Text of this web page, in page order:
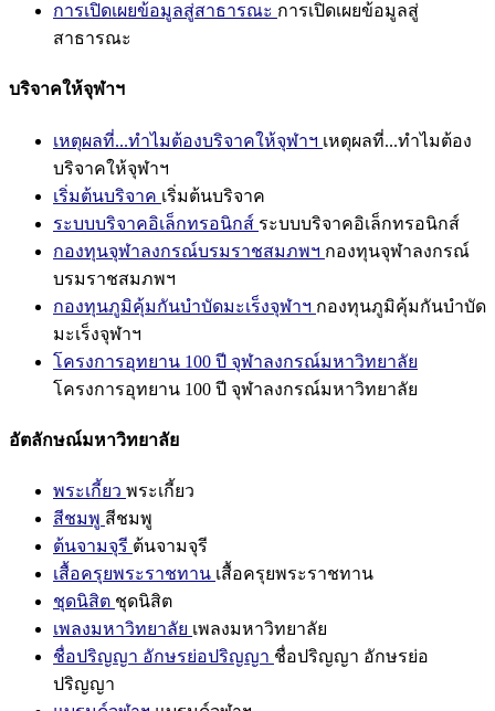
การเปิดเผยข้อมูลสู่สาธารณะ การเปิดเผยข้อมูลสู่
สาธารณะ
บริจาคให้จุฬาฯ
เหตุผลที่...ทำไมต้องบริจาคให้จุฬาฯ เหตุผลที่...ทำไมต้อง
บริจาคให้จุฬาฯ
เริ่มต้นบริจาค เริ่มต้นบริจาค
ระบบบริจาคอิเล็กทรอนิกส์ ระบบบริจาคอิเล็กทรอนิกส์
กองทุนจุฬาลงกรณ์บรมราชสมภพฯ กองทุนจุฬาลงกรณ์
บรมราชสมภพฯ
กองทุนภูมิคุ้มกันบำบัดมะเร็งจุฬาฯ กองทุนภูมิคุ้มกันบำบัด
มะเร็งจุฬาฯ
โครงการอุทยาน 100 ปี จุฬาลงกรณ์มหาวิทยาลัย
โครงการอุทยาน 100 ปี จุฬาลงกรณ์มหาวิทยาลัย
อัตลักษณ์มหาวิทยาลัย
พระเกี้ยว พระเกี้ยว
สีชมพู สีชมพู
ต้นจามจุรี ต้นจามจุรี
เสื้อครุยพระราชทาน เสื้อครุยพระราชทาน
ชุดนิสิต ชุดนิสิต
เพลงมหาวิทยาลัย เพลงมหาวิทยาลัย
ชื่อปริญญา อักษรย่อปริญญา ชื่อปริญญา อักษรย่อ
ปริญญา